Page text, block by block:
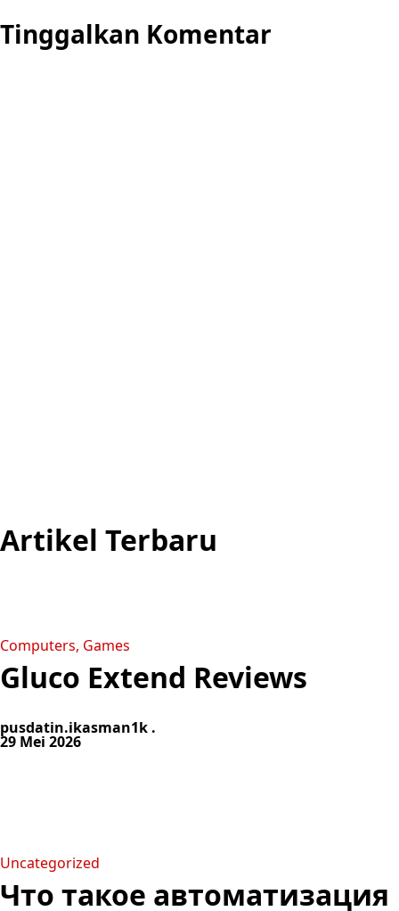
Tinggalkan Komentar
Artikel Terbaru
Computers, Games
Gluco Extend Reviews
pusdatin.ikasman1k .
29 Mei 2026
Uncategorized
Что такое автоматизация